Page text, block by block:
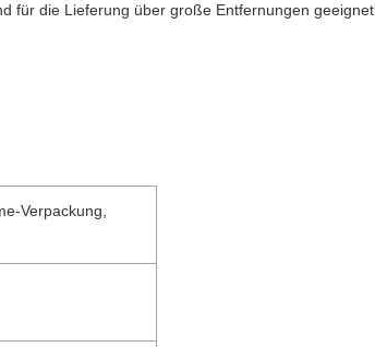
für die Lieferung über große Entfernungen geeignet.
Verpackung,